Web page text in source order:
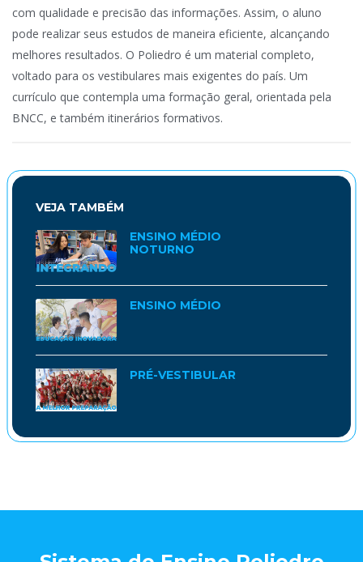
VEJA TAMBÉM
ENSINO MÉDIO
NOTURNO
ENSINO MÉDIO
PRÉ-VESTIBULAR
com qualidade e precisão das informações. Assim, o aluno
pode realizar seus estudos de maneira eficiente, alcançando
melhores resultados. O Poliedro é um material completo,
voltado para os vestibulares mais exigentes do país. Um
currículo que contempla uma formação geral, orientada pela
BNCC, e também itinerários formativos.